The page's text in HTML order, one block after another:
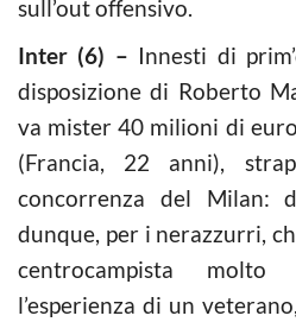
sull’out offensivo.
Inter (6) – Innesti di
disposizione di Roberto
va mister 40 milioni di
(Francia, 22 anni),
concorrenza del Milan:
dunque, per i nerazzurri,
centrocampista
l’esperienza di un